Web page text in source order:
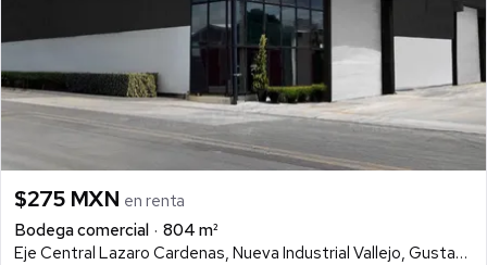
$275 MXN en renta
Bodega comercial
804 m²
Eje Central Lazaro Cardenas, Nueva Industrial Vallejo, Gustavo A. Madero